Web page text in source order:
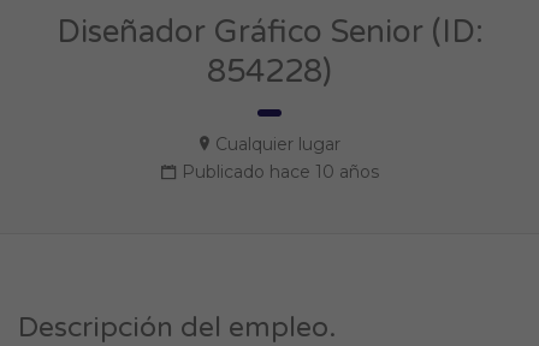
Diseñador Gráfico Senior (ID:
854228)
Cualquier lugar
Publicado hace 10 años
Descripción del empleo.